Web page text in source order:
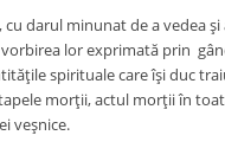
minunat de a vedea și
lor exprimată prin
spirituale care își duc
morții, actul morții în
veșnice.